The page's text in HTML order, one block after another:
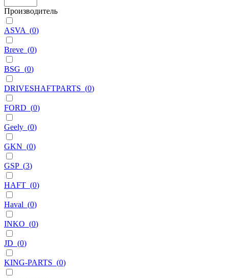
Производитель
ASVA (0)
Breve (0)
BSG (0)
DRIVESHAFTPARTS (0)
FORD (0)
Geely (0)
GKN (0)
GSP (3)
HAFT (0)
Haval (0)
INKO (0)
JD (0)
KING-PARTS (0)